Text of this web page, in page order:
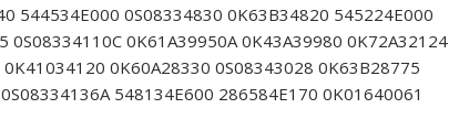
544534E000 0S08334830 0K63B34820 545224E000
0K61A39950A 0K43A39980 0K72A32124
0K60A28330 0S08343028 0K63B28775
548134E600 286584E170 0K01640061